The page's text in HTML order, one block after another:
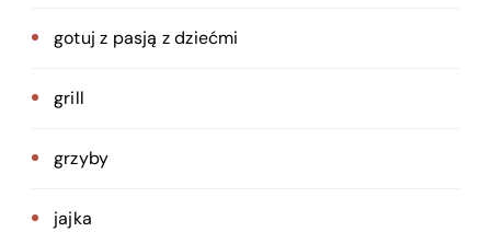
gotuj z pasją z dziećmi
grill
grzyby
jajka